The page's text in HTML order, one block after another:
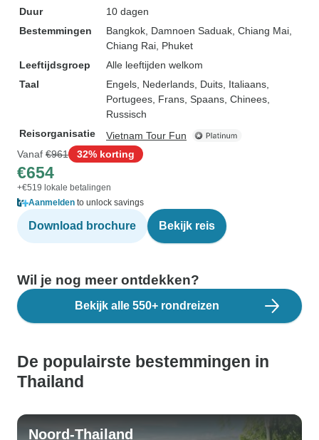
Duur
10 dagen
Bestemmingen
Bangkok , Damnoen Saduak , Chiang Mai
Chiang Rai , Phuket
Leeftijdsgroep
Alle leeftijden welkom
Taal
Engels, Nederlands, Duits, Italiaans,
Portugees, Frans, Spaans, Chinees,
Russisch
Reisorganisatie
Vietnam Tour Fun
Vanaf €961 32% korting
€654
+€519 lokale betalingen
Aanmelden to unlock savings
Download brochure Bekijk reis
Wil je nog meer ontdekken?
Bekijk alle 550+ rondreizen
De populairste bestemmingen in
Thailand
Noord-Thailand